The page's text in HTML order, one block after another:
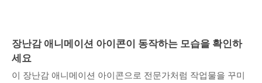
장난감 애니메이션 아이콘이 동작하는 모습을 확인하
세요
이 장난감 애니메이션 아이콘으로 전문가처럼 작업물을 꾸미